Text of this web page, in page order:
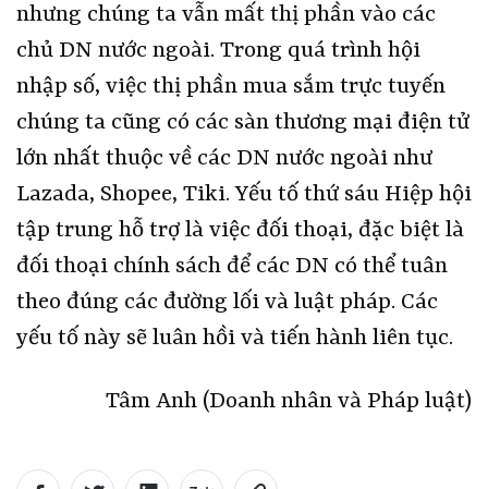
nhưng chúng ta vẫn mất thị phần vào các
chủ DN nước ngoài. Trong quá trình hội
nhập số, việc thị phần mua sắm trực tuyến
chúng ta cũng có các sàn thương mại điện tử
lớn nhất thuộc về các DN nước ngoài như
Lazada, Shopee, Tiki. Yếu tố thứ sáu Hiệp hội
tập trung hỗ trợ là việc đối thoại, đặc biệt là
đối thoại chính sách để các DN có thể tuân
theo đúng các đường lối và luật pháp. Các
yếu tố này sẽ luân hồi và tiến hành liên tục.
Tâm Anh (Doanh nhân và Pháp luật)